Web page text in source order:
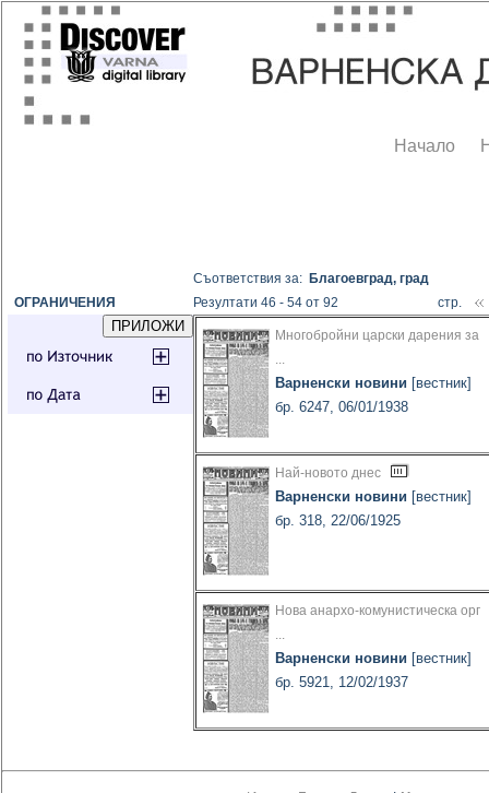
Начало
ОГРАНИЧЕНИЯ
Съответствия за: Благоевград, град
Резултати 46 - 54 от 92
стр.
Многобройни царски дарения за
...
Варненски новини [вестник]
бр. 6247, 06/01/1938
Най-новото днес
Варненски новини [вестник]
бр. 318, 22/06/1925
Нова анархо-комунистическа орг
...
Варненски новини [вестник]
бр. 5921, 12/02/1937